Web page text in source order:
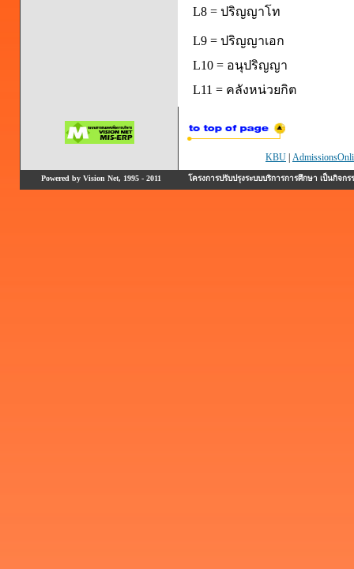
L8 = ปริญญาโท
L9 = ปริญญาเอก
L10 = อนุปริญญา
L11 = คลังหน่วยกิต
KBU
Powered by Vision Net, 1995 - 2011 โครงการปรับปรุงระบบบริการการศึกษา เป็นกิ